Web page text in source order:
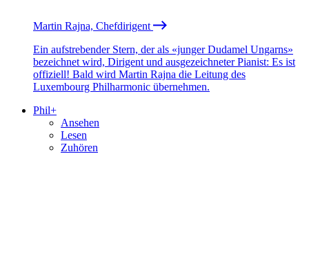
Martin Rajna, Chefdirigent
Ein aufstrebender Stern, der als «junger Dudamel Ungarns»
bezeichnet wird, Dirigent und ausgezeichneter Pianist: Es ist
offiziell! Bald wird Martin Rajna die Leitung des
Luxembourg Philharmonic übernehmen.
Phil+
Ansehen
Lesen
Zuhören